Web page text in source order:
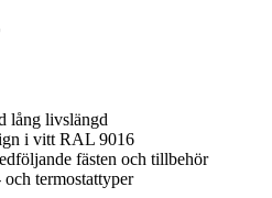
lång livslängd
i vitt RAL 9016
fästen och tillbehör
termostattyper